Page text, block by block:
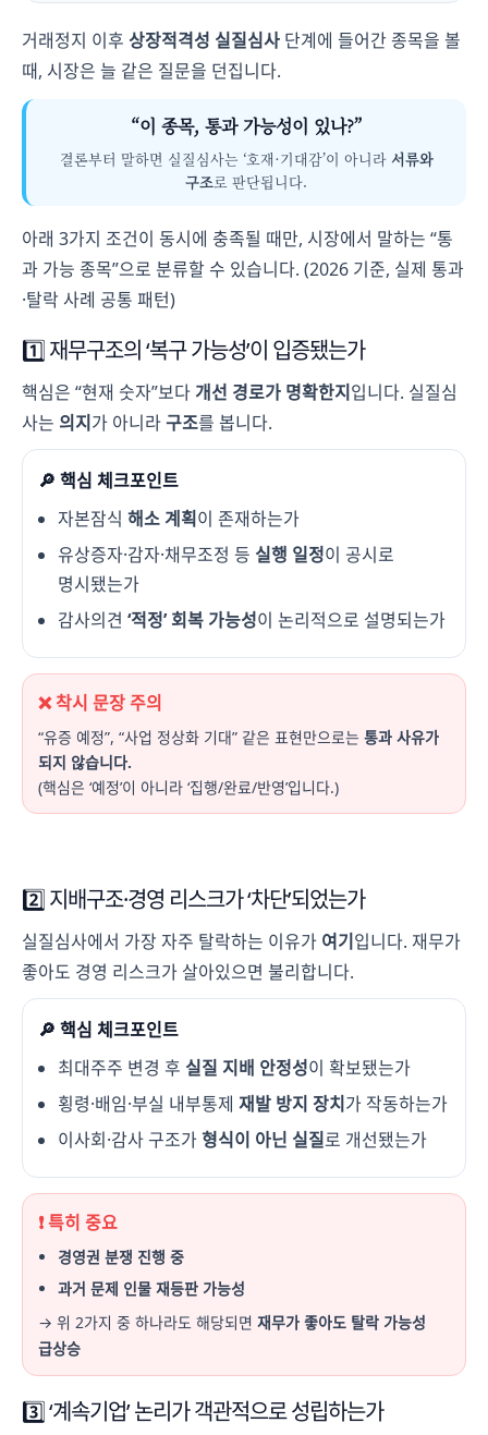
거래정지 이후 상장적격성 실질심사 단계에 들어간 종목을 볼
때, 시장은 늘 같은 질문을 던집니다.
“이 종목, 통과 가능성이 있나?”
결론부터 말하면 실질심사는 ‘호재·기대감’이 아니라 서류와
구조로 판단됩니다.
아래 3가지 조건이 동시에 충족될 때만, 시장에서 말하는 “통
과 가능 종목”으로 분류할 수 있습니다. (2026 기준, 실제 통과
·탈락 사례 공통 패턴)
1️⃣ 재무구조의 ‘복구 가능성’이 입증됐는가
핵심은 “현재 숫자”보다 개선 경로가 명확한지 입니다. 실질심
사는 의지 가 아니라구조를 봅니다.
🔎 핵심 체크포인트
자본잠식 해소 계획이 존재하는가
유상증자·감자·채무조정 등 실행 일정이 공시로
명시됐는가
감사의견 ‘적정’ 회복 가능성이 논리적으로 설명되는가
❌ 착시 문장 주의
“유증 예정”, “사업 정상화 기대” 같은 표현만으로는 통과 사유가
되지 않습니다.
(핵심은 ‘예정’이 아니라 ‘집행/완료/반영’입니다.)
2️⃣ 지배구조·경영 리스크가 ‘차단’되었는가
실질심사에서 가장 자주 탈락하는 이유가 여기 입니다. 재무가
좋아도 경영 리스크가 살아있으면 불리합니다.
🔎 핵심 체크포인트
최대주주 변경 후 실질 지배 안정성이 확보됐는가
횡령·배임·부실 내부통제 재발 방지 장치 가 작동하는가
이사회·감사 구조가형식이 아닌 실질로 개선됐는가
❗ 특히 중요
경영권 분쟁 진행 중
과거 문제 인물 재등판 가능성
→ 위 2가지 중 하나라도 해당되면 재무가 좋아도 탈락 가능성
급상승
3️⃣ ‘계속기업’ 논리가 객관적으로 성립하는가